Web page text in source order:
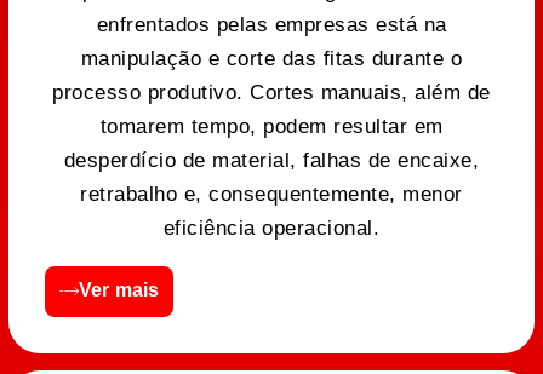
enfrentados pelas empresas está na
manipulação e corte das fitas durante o
processo produtivo. Cortes manuais, além de
tomarem tempo, podem resultar em
desperdício de material, falhas de encaixe,
retrabalho e, consequentemente, menor
eficiência operacional.
Ver mais